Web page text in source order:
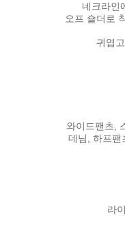
네크라인
오프 숄더로
귀엽
와이드팬츠,
데님, 하프팬
라